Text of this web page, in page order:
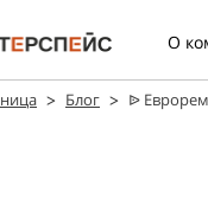
О
> Блог > ᐉ